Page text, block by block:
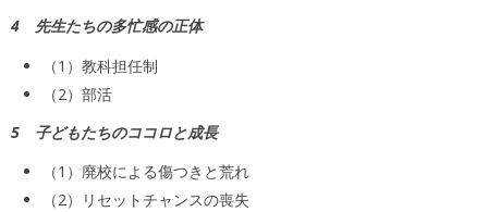
4 先生たちの多忙感の正体
（1）教科担任制
（2）部活
5 子どもたちのココロと成長
（1）廃校による傷つきと荒れ
（2）リセットチャンスの喪失